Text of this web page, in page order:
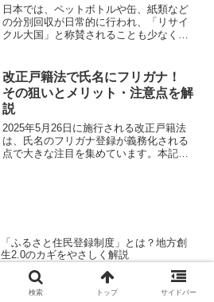
日本では、ペットボトルや缶、紙類など
の分別回収が日常的に行われ、「リサイ
クル大国」と称賛されることも少なくあ
回収を含めるかどうかで数字が大きく変
わるなど、メディアで目に...
改正戸籍法で氏名にフリガナ！
その狙いとメリット・注意点を解
説
2025年5月26日に施行される改正戸籍法
は、氏名のフリガナ登録が義務化される
点で大きな注目を集めています。本記事
「ふるさと住民登録制度」とは？地方創
生2.0のカギをやさしく解説
検索 トップ サイドバー